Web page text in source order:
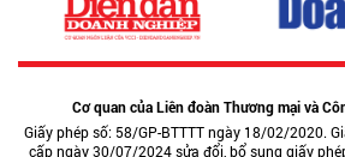
Cơ quan của Liên đoàn Thương mại và
Giấy phép số: 58/GP-BTTTT ngày 18/02/2020.
cấp ngày 30/07/2024 sửa đổi, bổ sung giấy